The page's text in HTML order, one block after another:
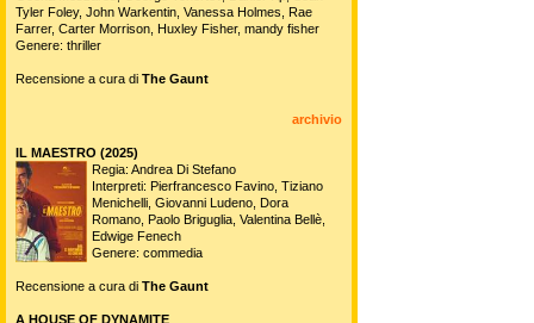
Tyler Foley, John Warkentin, Vanessa Holmes, Rae
Farrer, Carter Morrison, Huxley Fisher, mandy fisher
Genere: thriller
Recensione a cura di The Gaunt
archivio
IL MAESTRO (2025)
Regia: Andrea Di Stefano
Interpreti: Pierfrancesco Favino, Tiziano
Menichelli, Giovanni Ludeno, Dora
Romano, Paolo Briguglia, Valentina Bellè,
Edwige Fenech
Genere: commedia
Recensione a cura di The Gaunt
A HOUSE OF DYNAMITE